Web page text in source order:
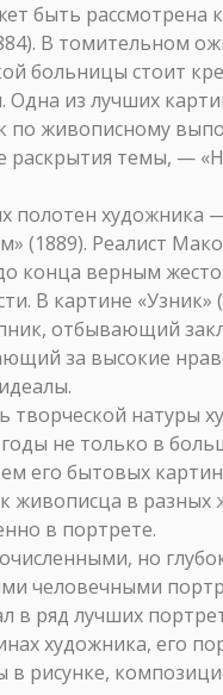
быть рассмотрена
В томительном
больницы стоит
из лучших
по живописному
раскрытия темы, —
полотен художника
(1889). Реалист
конца верным
В картине «Узник»
отбывающий
за высокие
творческой натуры
годы не только в
его бытовых
живописца в разных
в портрете.
но
человечными
в ряд лучших
художника, его
в рисунке,